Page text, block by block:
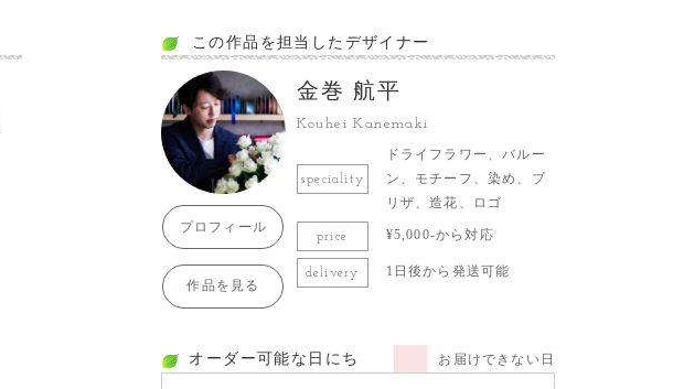
この作品を担当したデザイナー
プロフィール
作品を見る
金巻 航平
Kouhei Kanemaki
speciality
ドライフラワー、バルー
ン、モチーフ、染め、プ
リザ、造花、ロゴ
price ¥5,000-から対応
delivery 1日後から発送可能
オーダー可能な日にち お届けできない日